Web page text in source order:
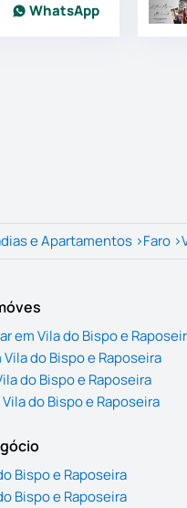
WhatsApp
e Apartamentos >Faro >
em Vila do Bispo e
do Bispo e Raposeira
do Bispo e Raposeira
do Bispo e Raposeira
Bispo e Raposeira
Bispo e Raposeira